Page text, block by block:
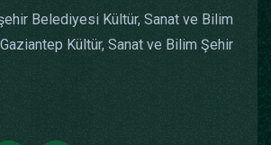
Belediyesi Kültür, Sanat ve Bilim
Gaziantep Kültür, Sanat ve Bilim Şehir